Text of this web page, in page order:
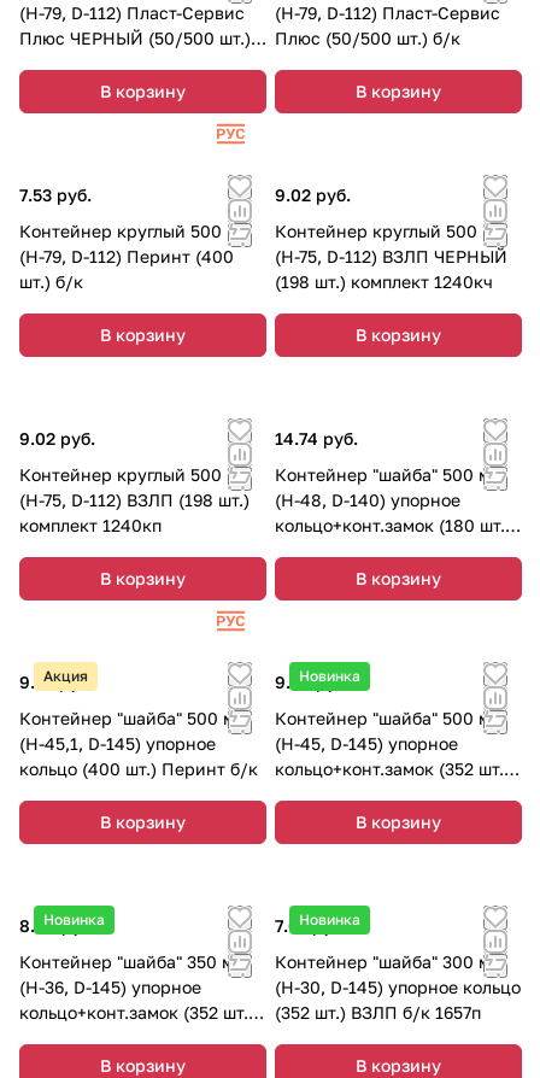
(Н-79, D-112) Пласт-Сервис
Плюс ЧЕРНЫЙ (50/500 шт.)
В корзину
(Н-79, D-112) Пласт-Сервис
Плюс (50/500 шт.) б/к
В корзину
7.53 руб.
Контейнер круглый 500 мл
(Н-79, D-112) Перинт (400
шт.) б/к
В корзину
9.02 руб.
Контейнер круглый 500 мл
(Н-75, D-112) ВЗЛП ЧЕРНЫЙ
(198 шт.) комплект 1240кч
В корзину
9.02 руб.
Контейнер круглый 500 мл
(Н-75, D-112) ВЗЛП (198 шт.)
комплект 1240кп
В корзину
14.74 руб.
Контейнер "шайба" 500 мл
(Н-48, D-140) упорное
кольцо+конт.замок (180 шт.)
В корзину
Акция
9.35 руб.
Контейнер "шайба" 500 мл
(Н-45,1, D-145) упорное
кольцо (400 шт.) Перинт б/к
В корзину
Новинка
9.59 руб.
Контейнер "шайба" 500 мл
(Н-45, D-145) упорное
кольцо+конт.замок (352 шт.)
В корзину
Новинка
8.88 руб.
Контейнер "шайба" 350 мл
(Н-36, D-145) упорное
кольцо+конт.замок (352 шт.)
В корзину
Новинка
7.01 руб.
Контейнер "шайба" 300 мл
(Н-30, D-145) упорное кольцо
(352 шт.) ВЗЛП б/к 1657п
В корзину